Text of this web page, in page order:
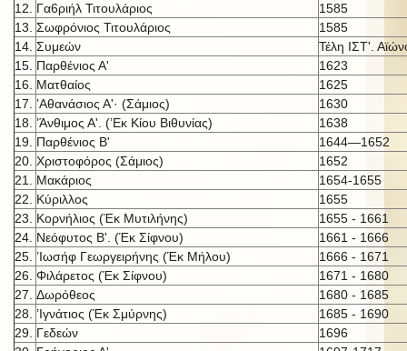
12.
Γα6ριήλ Τιτουλάριος
1585
13. Σωφρόνιος Τιτουλάριος
1585
14. Συμεών
Τέλη ΙΣΤ'.
15. Παρθένιος Α'
1623
16.
Ματθαίος
1625
17.
’Αθανάσιος Α'· (Σάμιος)
1630
18.
’Άνθιμος Α'. (’Εκ Κίου Βιθυνίας)
1638
19. Παρθένιος Β'
1644—1652
20. Χριστοφόρος (Σάμιος)
1652
21.
Μακάριος
1654-1655
22.
Κύριλλος
1655
23.
Κορνήλιος (Έκ Μυτιλήνης)
1655 - 1661
24. Νεόφυτος Β'. (Έκ Σίφνου)
1661 - 1666
25. ’Ιωσήφ Γεωργειρήνης (Έκ Μήλου)
1666 - 1671
26. Φιλάρετος (Έκ Σίφνου)
1671 - 1680
27. Δωρόθεος
1680 - 1685
28.
’Ιγνάτιος (Έκ Σμύρνης)
1685 - 1690
29. Γεδεών
1696